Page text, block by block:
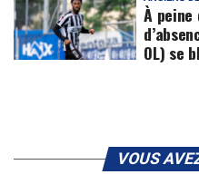
À peine
OL) se
VOUS